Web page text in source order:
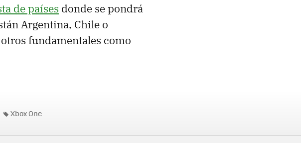
de países donde se pondrá
Argentina, Chile o
fundamentales como
Xbox One